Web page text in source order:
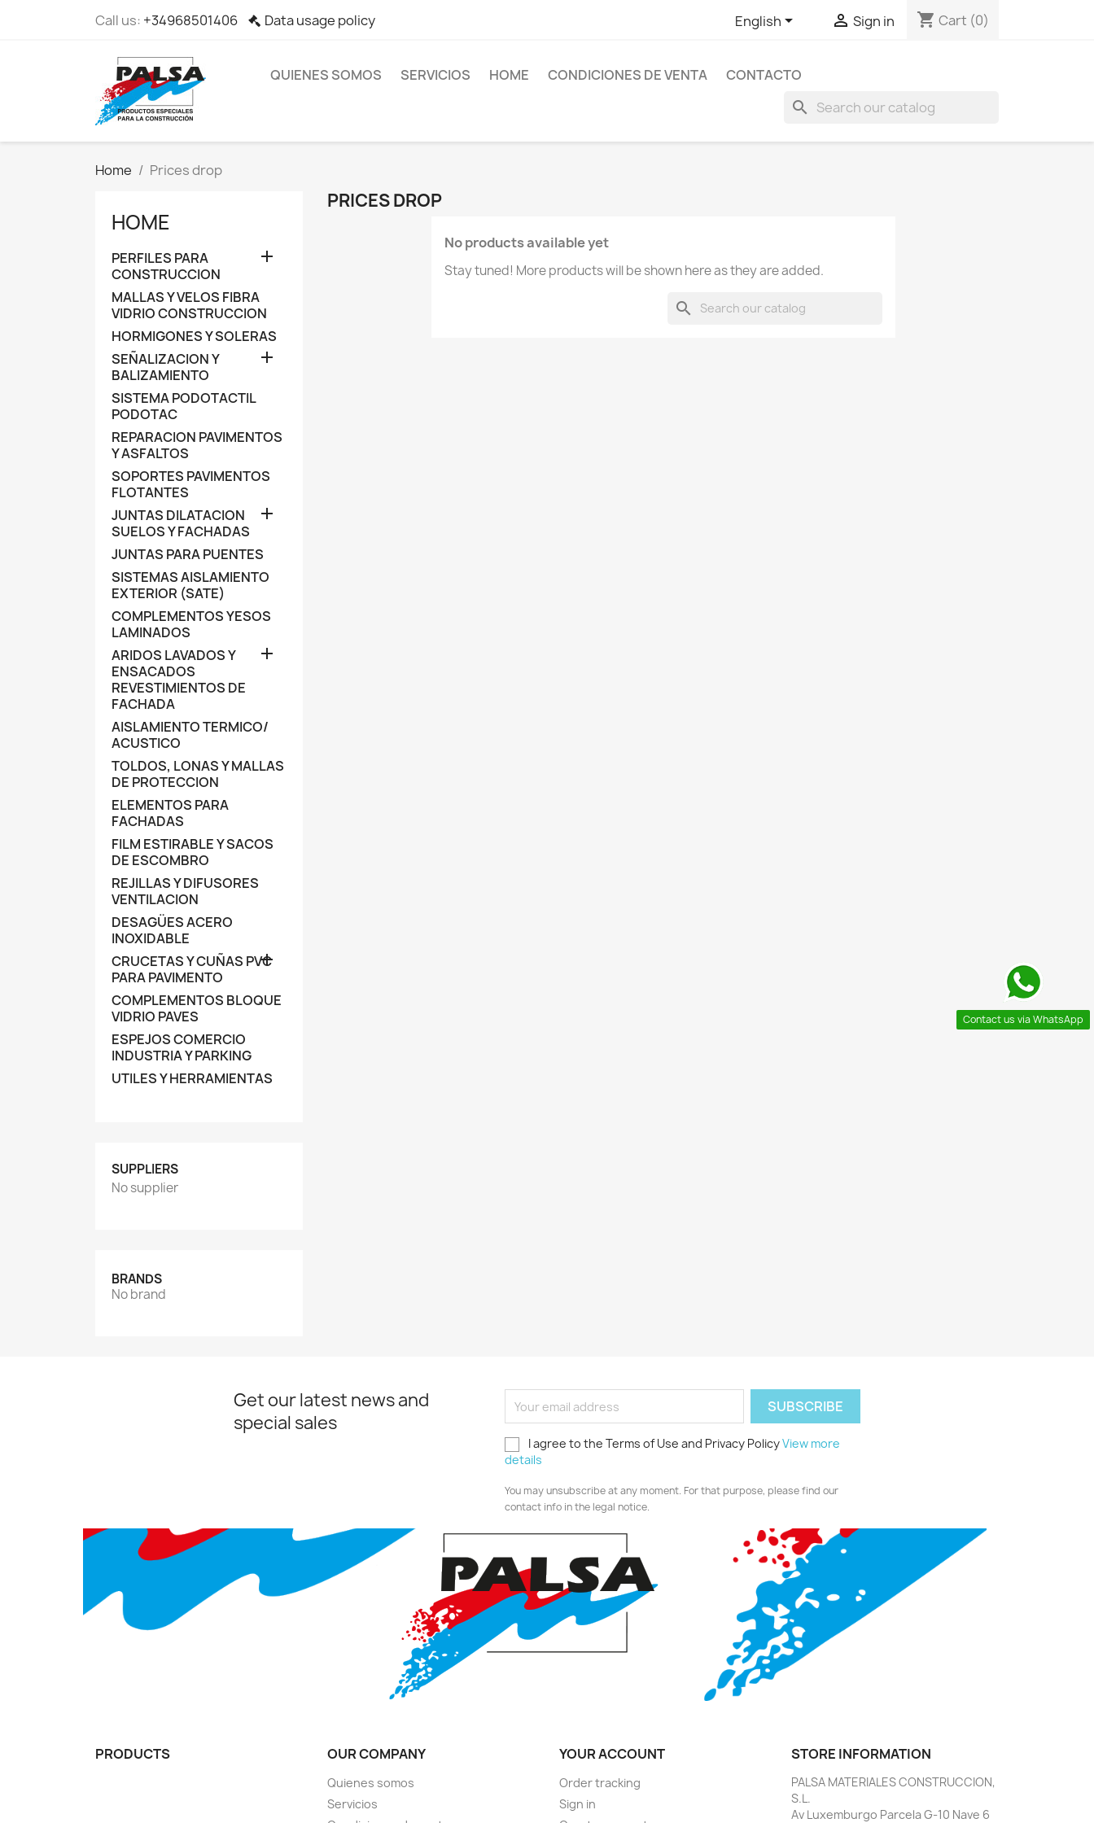
Call us: +34968501406 Data usage policy English  Sign in shopping_cart Cart (0)
QUIENES SOMOS SERVICIOS HOME CONDICIONES DE VENTA CONTACTO
search
Home Prices drop
HOME
PERFILES PARA
CONSTRUCCION

MALLAS Y VELOS FIBRA
VIDRIO CONSTRUCCION
HORMIGONES Y SOLERAS
SEÑALIZACION Y
BALIZAMIENTO

SISTEMA PODOTACTIL
PODOTAC
REPARACION PAVIMENTOS
Y ASFALTOS
SOPORTES PAVIMENTOS
FLOTANTES
JUNTAS DILATACION
SUELOS Y FACHADAS

JUNTAS PARA PUENTES
SISTEMAS AISLAMIENTO
EXTERIOR (SATE)
COMPLEMENTOS YESOS
LAMINADOS
ARIDOS LAVADOS Y
ENSACADOS
REVESTIMIENTOS DE
FACHADA

AISLAMIENTO TERMICO/
ACUSTICO
TOLDOS, LONAS Y MALLAS
DE PROTECCION
ELEMENTOS PARA
FACHADAS
FILM ESTIRABLE Y SACOS
DE ESCOMBRO
REJILLAS Y DIFUSORES
VENTILACION
DESAGÜES ACERO
INOXIDABLE
CRUCETAS Y CUÑAS PVC
PARA PAVIMENTO

COMPLEMENTOS BLOQUE
VIDRIO PAVES
ESPEJOS COMERCIO
INDUSTRIA Y PARKING
UTILES Y HERRAMIENTAS
SUPPLIERS
No supplier
BRANDS
No brand
PRICES DROP
No products available yet
Stay tuned! More products will be shown here as they are added.
search
Get our latest news and
special sales
I agree to the Terms of Use and Privacy PolicyView more
details
You may unsubscribe at any moment. For that purpose, please find our
contact info in the legal notice.
PRODUCTS OUR COMPANY
Quienes somos
Servicios
YOUR ACCOUNT
Order tracking
Sign in
STORE INFORMATION
PALSA MATERIALES CONSTRUCCION,
S.L.
Av Luxemburgo Parcela G-10 Nave 6
Contact us via WhatsApp